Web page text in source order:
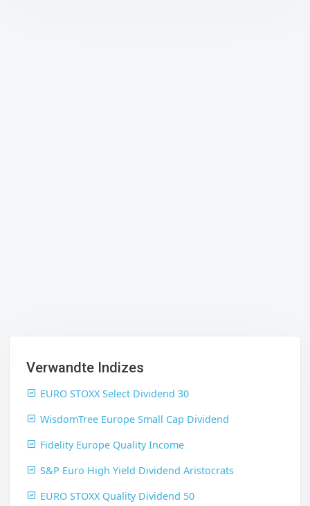
Verwandte Indizes
EURO STOXX Select Dividend 30
WisdomTree Europe Small Cap Dividend
Fidelity Europe Quality Income
S&P Euro High Yield Dividend Aristocrats
EURO STOXX Quality Dividend 50